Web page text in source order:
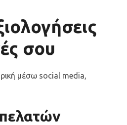
σου
μέσω social media,
πελατών